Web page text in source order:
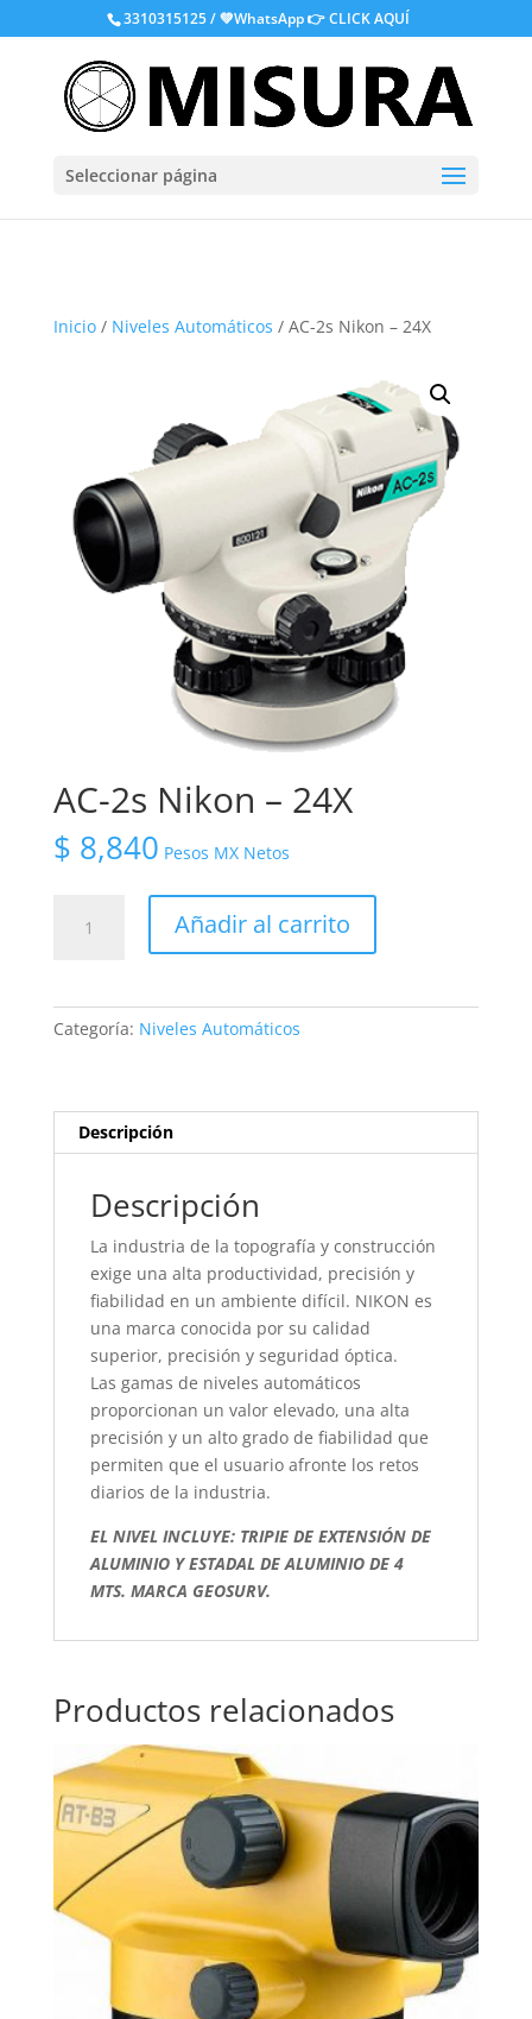
3310315125 / 💚WhatsApp👉 CLICK AQUÍ
Seleccionar página
Inicio/ Niveles Automáticos / AC-2s Nikon – 24X
AC-2s Nikon – 24X
$ 8,840 Pesos MX Netos
cantidad
Añadir al carrito
Categoría: Niveles Automáticos
Descripción
Descripción
La industria de la topografía y construcción
exige una alta productividad, precisión y
fiabilidad en un ambiente difícil. NIKON es
una marca conocida por su calidad
superior, precisión y seguridad óptica.
Las gamas de niveles automáticos
proporcionan un valor elevado, una alta
precisión y un alto grado de fiabilidad que
permiten que el usuario afronte los retos
diarios de la industria.
EL NIVEL INCLUYE: TRIPIE DE EXTENSIÓN DE
ALUMINIO Y ESTADAL DE ALUMINIO DE 4
MTS. MARCA GEOSURV.
Productos relacionados